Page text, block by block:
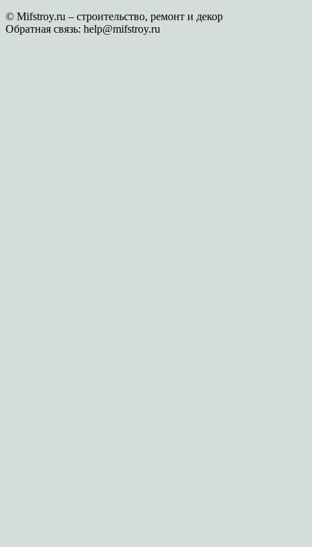
© Mifstroy.ru – строительство, ремонт и декор
Обратная связь: help@mifstroy.ru